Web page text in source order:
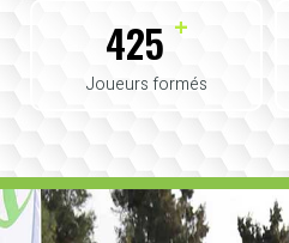
425 +
Joueurs formés